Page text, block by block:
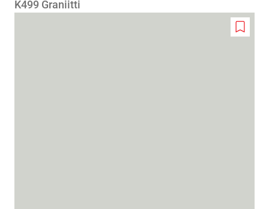
K499 Graniitti
Add